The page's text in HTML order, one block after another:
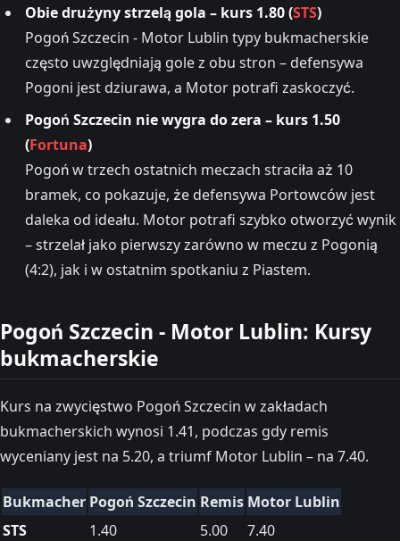
Obie drużyny strzelą gola – kurs 1.80 (STS)
Pogoń Szczecin - Motor Lublin typy bukmacherskie
często uwzględniają gole z obu stron – defensywa
Pogoni jest dziurawa, a Motor potrafi zaskoczyć.
Pogoń Szczecin nie wygra do zera – kurs 1.50
(Fortuna)
Pogoń w trzech ostatnich meczach straciła aż 10
bramek, co pokazuje, że defensywa Portowców jest
daleka od ideału. Motor potrafi szybko otworzyć wynik
– strzelał jako pierwszy zarówno w meczu z Pogonią
(4:2), jak i w ostatnim spotkaniu z Piastem.
Pogoń Szczecin - Motor Lublin: Kursy
bukmacherskie
Kurs na zwycięstwo Pogoń Szczecin w zakładach
bukmacherskich wynosi 1.41, podczas gdy remis
wyceniany jest na 5.20, a triumf Motor Lublin – na 7.40.
Bukmacher Pogoń Szczecin Remis Motor Lublin
STS
1.40 5.00
7.40